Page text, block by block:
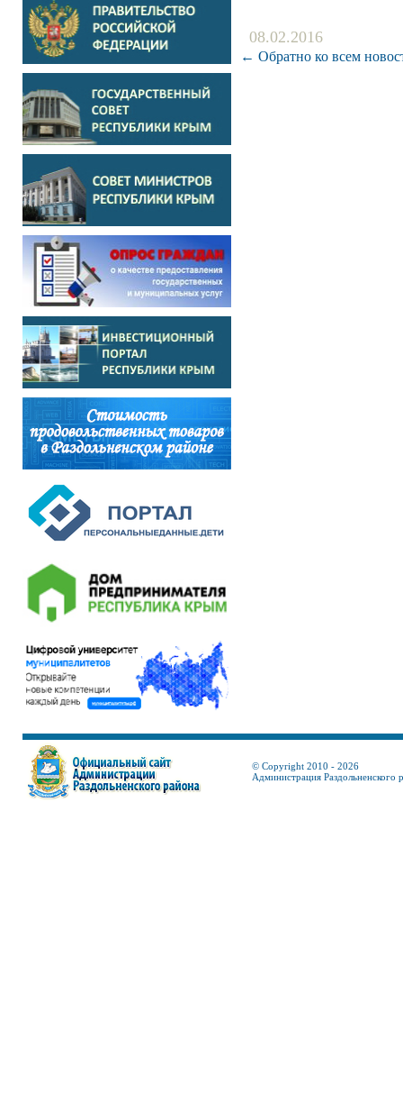
08.02.2016
← Обратно ко всем
© Copyright 2010 - 2026
Администрация Раздольненского